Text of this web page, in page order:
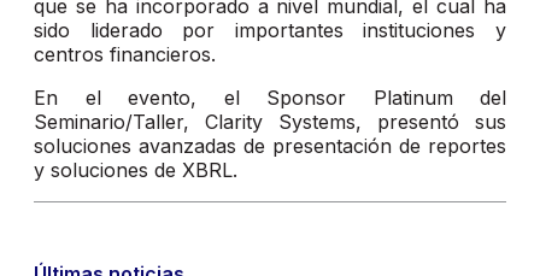
que se ha incorporado a nivel mundial, el cual ha
sido liderado por importantes instituciones y
centros financieros.
En el evento, el Sponsor Platinum del
Seminario/Taller, Clarity Systems, presentó sus
soluciones avanzadas de presentación de reportes
y soluciones de XBRL.